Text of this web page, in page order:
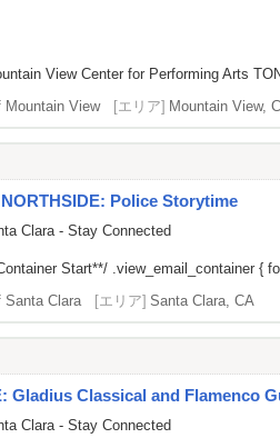
View Center for Performing Arts
Mountain View [エリア] Mountain View,
Police Storytime
Clara - Stay Connected
Start**/ .view_email_container {
Santa Clara [エリア] Santa Clara, CA
Gladius Classical and Flamenco
Clara - Stay Connected